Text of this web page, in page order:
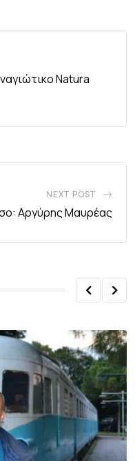
Natura
NEXT POST
Αργύρης Μαυρέας